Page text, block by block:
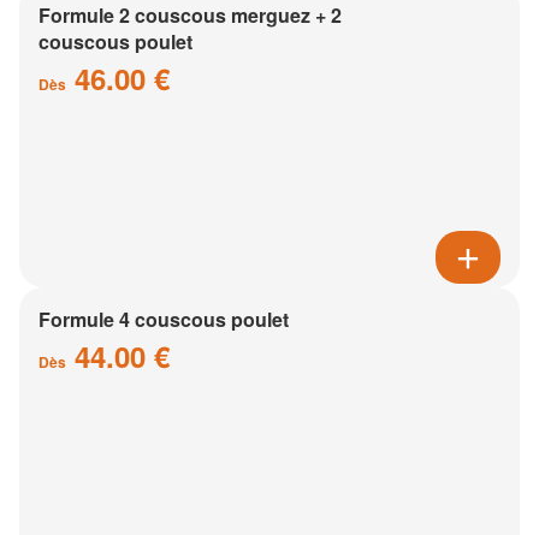
Formule 2 couscous merguez + 2
couscous poulet
Dès 46.00 €
Formule 4 couscous poulet
Dès 44.00 €